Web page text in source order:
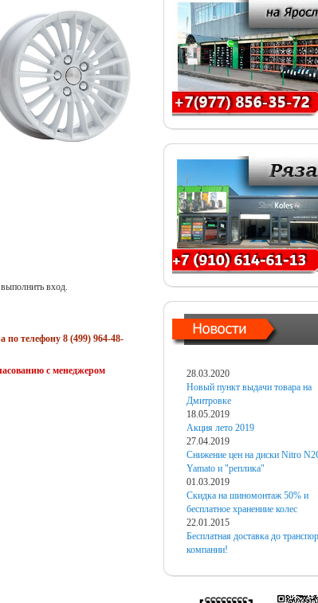
вход.
по телефону 8 (499) 964-48-
с менеджером
28.03.2020
Новый пункт выдачи товара на
Дмитровке
18.05.2019
Акция лето 2019
27.04.2019
Снижение цен на диски Nitro
Yamato и "реплика"
01.03.2019
Скидка на шиномонтаж 50% и
бесплатное хранениие колес
22.01.2015
Бесплатная доставка до
компании!